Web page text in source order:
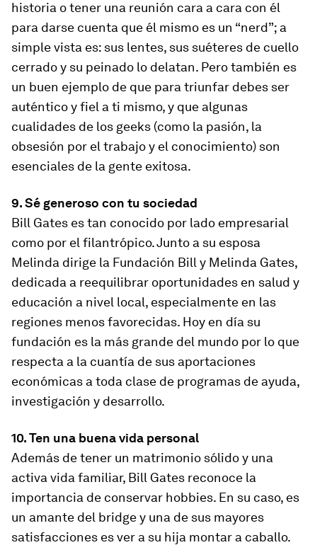
historia o tener una reunión cara a cara con él
para darse cuenta que él mismo es un “nerd”; a
simple vista es: sus lentes, sus suéteres de cuello
cerrado y su peinado lo delatan. Pero también es
un buen ejemplo de que para triunfar debes ser
auténtico y fiel a ti mismo, y que algunas
cualidades de los geeks (como la pasión, la
obsesión por el trabajo y el conocimiento) son
esenciales de la gente exitosa.
9. Sé generoso con tu sociedad
Bill Gates es tan conocido por lado empresarial
como por el filantrópico. Junto a su esposa
Melinda dirige la Fundación Bill y Melinda Gates,
dedicada a reequilibrar oportunidades en salud y
educación a nivel local, especialmente en las
regiones menos favorecidas. Hoy en día su
fundación es la más grande del mundo por lo que
respecta a la cuantía de sus aportaciones
económicas a toda clase de programas de ayuda,
investigación y desarrollo.
10. Ten una buena vida personal
Además de tener un matrimonio sólido y una
activa vida familiar, Bill Gates reconoce la
importancia de conservar hobbies. En su caso, es
un amante del bridge y una de sus mayores
satisfacciones es ver a su hija montar a caballo.